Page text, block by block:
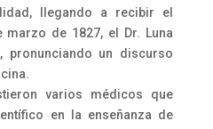
llegando a recibir el
de 1827, el Dr. Luna
pronunciando un discurso
varios médicos que
en la enseñanza de